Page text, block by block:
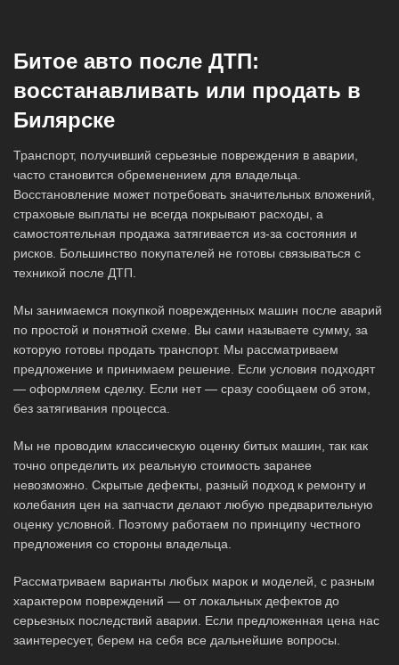
Битое авто после ДТП:
восстанавливать или продать в
Билярске
Транспорт, получивший серьезные повреждения в аварии,
часто становится обременением для владельца.
Восстановление может потребовать значительных вложений,
страховые выплаты не всегда покрывают расходы, а
самостоятельная продажа затягивается из-за состояния и
рисков. Большинство покупателей не готовы связываться с
техникой после ДТП.
Мы занимаемся покупкой поврежденных машин после аварий
по простой и понятной схеме. Вы сами называете сумму, за
которую готовы продать транспорт. Мы рассматриваем
предложение и принимаем решение. Если условия подходят
— оформляем сделку. Если нет — сразу сообщаем об этом,
без затягивания процесса.
Мы не проводим классическую оценку битых машин, так как
точно определить их реальную стоимость заранее
невозможно. Скрытые дефекты, разный подход к ремонту и
колебания цен на запчасти делают любую предварительную
оценку условной. Поэтому работаем по принципу честного
предложения со стороны владельца.
Рассматриваем варианты любых марок и моделей, с разным
характером повреждений — от локальных дефектов до
серьезных последствий аварии. Если предложенная цена нас
заинтересует, берем на себя все дальнейшие вопросы.